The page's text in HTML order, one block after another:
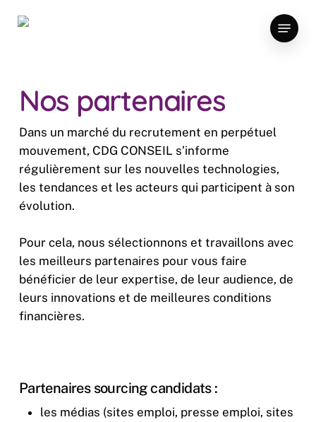
Menu
Nos partenaires
Dans un marché du recrutement en perpétuel
mouvement, CDG CONSEIL s’informe
régulièrement sur les nouvelles technologies,
les tendances et les acteurs qui participent à son
évolution.
Pour cela, nous sélectionnons et travaillons avec
les meilleurs partenaires pour vous faire
bénéficier de leur expertise, de leur audience, de
leurs innovations et de meilleures conditions
financières.
Partenaires sourcing candidats :
les médias (sites emploi, presse emploi, sites